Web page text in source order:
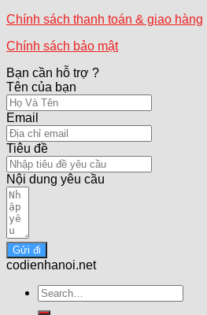
Chính sách thanh toán & giao hàng
Chính sách bảo mật
Bạn cần hỗ trợ ?
Tên của bạn
Email
Tiêu đề
Nội dung yêu cầu
Gửi đi
codienhanoi.net
Search
for: